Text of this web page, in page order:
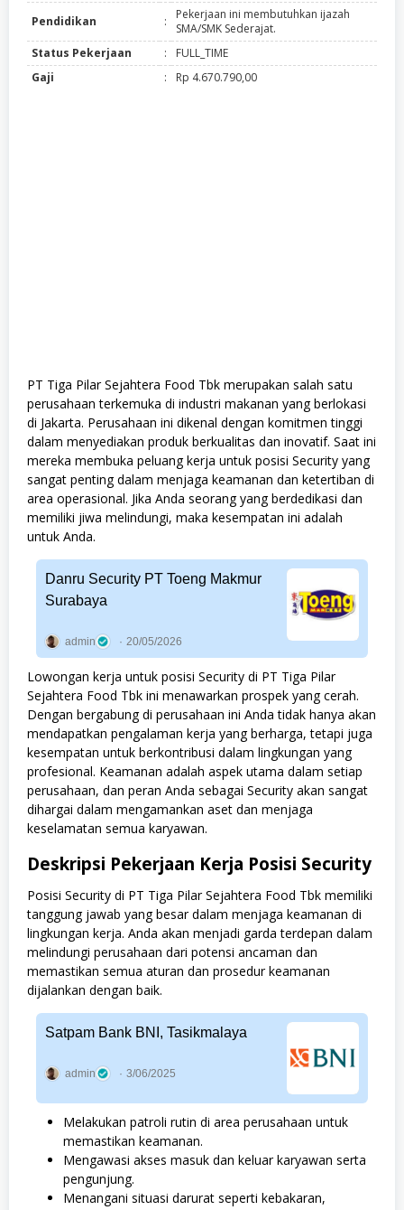
Pendidikan :
Pekerjaan ini membutuhkan ijazah
SMA/SMK Sederajat.
Status Pekerjaan
:
FULL_TIME
Gaji
: Rp 4.670.790,00
PT Tiga Pilar Sejahtera Food Tbk merupakan salah satu
perusahaan terkemuka di industri makanan yang berlokasi
di Jakarta. Perusahaan ini dikenal dengan komitmen tinggi
dalam menyediakan produk berkualitas dan inovatif. Saat ini
mereka membuka peluang kerja untuk posisi Security yang
sangat penting dalam menjaga keamanan dan ketertiban di
area operasional. Jika Anda seorang yang berdedikasi dan
memiliki jiwa melindungi, maka kesempatan ini adalah
untuk Anda.
Danru Security PT Toeng Makmur
Surabaya
admin 20/05/2026
Lowongan kerja untuk posisi Security di PT Tiga Pilar
Sejahtera Food Tbk ini menawarkan prospek yang cerah.
Dengan bergabung di perusahaan ini Anda tidak hanya akan
mendapatkan pengalaman kerja yang berharga, tetapi juga
kesempatan untuk berkontribusi dalam lingkungan yang
profesional. Keamanan adalah aspek utama dalam setiap
perusahaan, dan peran Anda sebagai Security akan sangat
dihargai dalam mengamankan aset dan menjaga
keselamatan semua karyawan.
Deskripsi Pekerjaan Kerja Posisi Security
Posisi Security di PT Tiga Pilar Sejahtera Food Tbk memiliki
tanggung jawab yang besar dalam menjaga keamanan di
lingkungan kerja. Anda akan menjadi garda terdepan dalam
melindungi perusahaan dari potensi ancaman dan
memastikan semua aturan dan prosedur keamanan
dijalankan dengan baik.
Satpam Bank BNI, Tasikmalaya
admin 3/06/2025
Melakukan patroli rutin di area perusahaan untuk
memastikan keamanan.
Mengawasi akses masuk dan keluar karyawan serta
pengunjung.
Menangani situasi darurat seperti kebakaran,